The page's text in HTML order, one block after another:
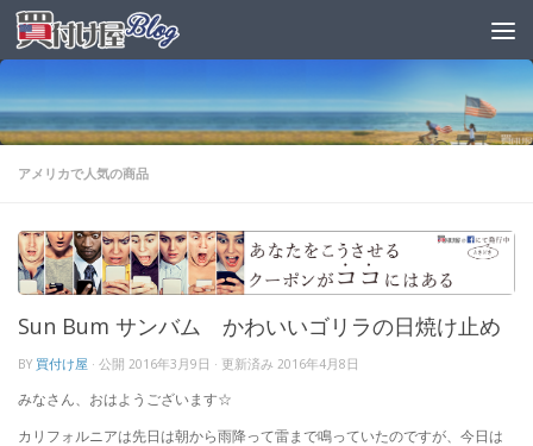
アメリカで人気の商品
Sun Bum サンバム かわいいゴリラの日焼け止め
BY 買付け屋 · 公開 2016年3月9日 · 更新済み 2016年4月8日
みなさん、おはようございます☆
カリフォルニアは先日は朝から雨降って雷まで鳴っていたのですが、今日は